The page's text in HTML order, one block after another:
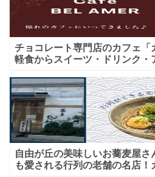
チョコレート専門店のカフェ「
軽食からスイーツ・ドリンク・
自由が丘の美味しいお蕎麦屋
も愛される行列の老舗の名店